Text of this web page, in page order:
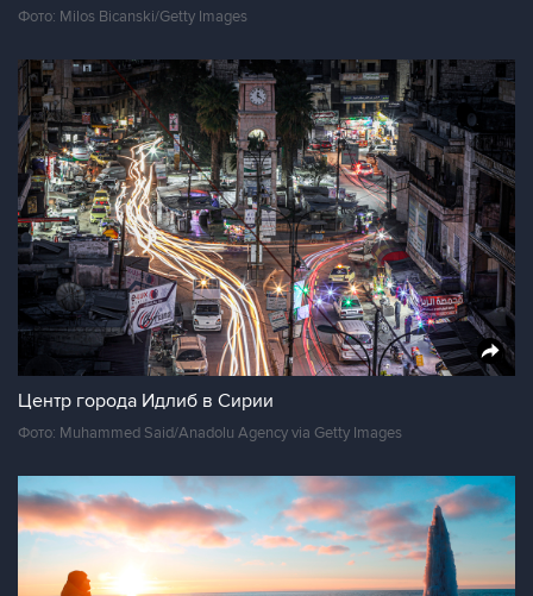
Фото: Milos Bicanski/Getty Images
Центр города Идлиб в Сирии
Фото: Muhammed Said/Anadolu Agency via Getty Images